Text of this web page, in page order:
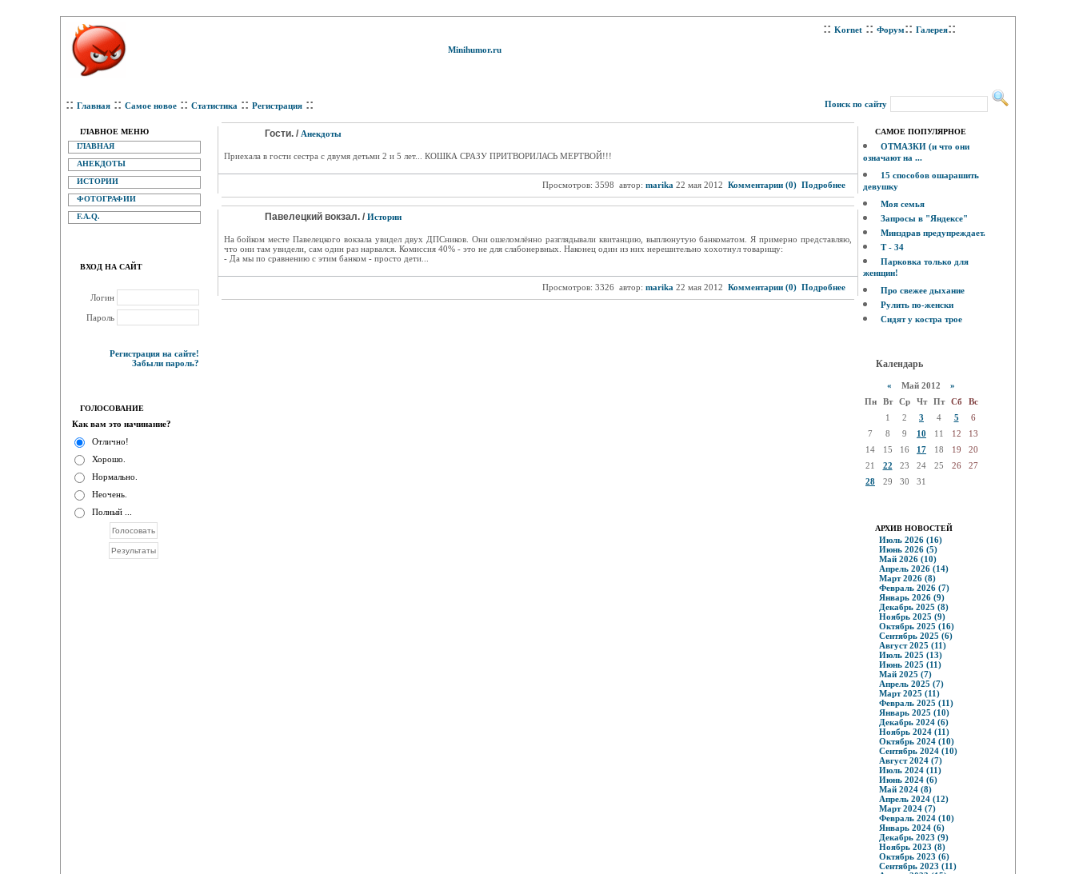
Minihumor.ru
:: Kornet :: Форум:: Галерея::
:: Главная :: Самое новое :: Статистика :: Регистрация :: Поиск по сайту
ГЛАВНОЕ МЕНЮ
ГЛАВНАЯ
АНЕКДОТЫ
ИСТОРИИ
ФОТОГРАФИИ
F.A.Q.
ВХОД НА САЙТ
Логин
Пароль
Регистрация на сайте!
Забыли пароль?
ГОЛОСОВАНИЕ
Как вам это начинание?
Отлично!
Хорошо.
Нормально.
Неочень.
Полный ...
Гости. / Анекдоты
Приехала в гости сестра с двумя детьми 2 и 5 лет... КОШКА СРАЗУ ПРИТВОРИЛАСЬ МЕРТВОЙ!!!
Просмотров: 3598 автор: marika 22 мая 2012 Комментарии (0) Подробнее
Павелецкий вокзал. / Истории
На бойком месте Павелецкого вокзала увидел двух ДПСников. Они ошеломлённо разглядывали квитанцию, выплюнутую банкоматом. Я примерно представляю,
что они там увидели, сам один раз нарвался. Комиссия 40% - это не для слабонервных. Наконец один из них нерешительно хохотнул товарищу:
- Да мы по сравнению с этим банком - просто дети...
Просмотров: 3326 автор: marika 22 мая 2012 Комментарии (0) Подробнее
САМОЕ ПОПУЛЯРНОЕ
ОТМАЗКИ (и что они
означают на ...
15 способов ошарашить
девушку
Моя семья
Запросы в "Яндексе"
Минздрав предупреждает.
Т - 34
Парковка только для
женщин!
Про свежее дыхание
Рулить по-женски
Сидят у костра трое
Календарь
« Май 2012 »
Пн
Вт Ср Чт Пт Сб
Вс
1
2 3 4 5
6
7
8 9 10 11 12
13
14
15 16 17 18 19
20
21
22 23 24 25 26
27
28
29 30 31
АРХИВ НОВОСТЕЙ
Июль 2026 (16)
Июнь 2026 (5)
Май 2026 (10)
Апрель 2026 (14)
Март 2026 (8)
Февраль 2026 (7)
Январь 2026 (9)
Декабрь 2025 (8)
Ноябрь 2025 (9)
Октябрь 2025 (16)
Сентябрь 2025 (6)
Август 2025 (11)
Июль 2025 (13)
Июнь 2025 (11)
Май 2025 (7)
Апрель 2025 (7)
Март 2025 (11)
Февраль 2025 (11)
Январь 2025 (10)
Декабрь 2024 (6)
Ноябрь 2024 (11)
Октябрь 2024 (10)
Сентябрь 2024 (10)
Август 2024 (7)
Июль 2024 (11)
Июнь 2024 (6)
Май 2024 (8)
Апрель 2024 (12)
Март 2024 (7)
Февраль 2024 (10)
Январь 2024 (6)
Декабрь 2023 (9)
Ноябрь 2023 (8)
Октябрь 2023 (6)
Сентябрь 2023 (11)